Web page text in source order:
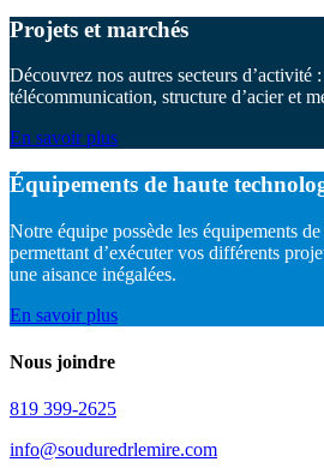
Projets et marchés
Découvrez nos autres secteurs d’activité
télécommunication, structure d’acier et
En savoir plus
Équipements de haute
Notre équipe possède les équipements
permettant d’exécuter vos différents
une aisance inégalées.
En savoir plus
Nous joindre
819 399-2625
info@souduredrlemire.com